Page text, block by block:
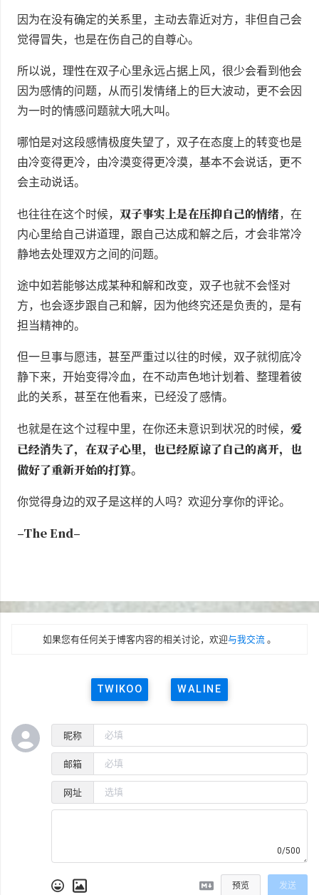
因为在没有确定的关系里，主动去靠近对方，非但自己会
觉得冒失，也是在伤自己的自尊心。
所以说，理性在双子心里永远占据上风，很少会看到他会
因为感情的问题，从而引发情绪上的巨大波动，更不会因
为一时的情感问题就大吼大叫。
哪怕是对这段感情极度失望了，双子在态度上的转变也是
由冷变得更冷，由冷漠变得更冷漠，基本不会说话，更不
会主动说话。
也往往在这个时候， 双子事实上是在压抑自己的情绪，在
内心里给自己讲道理，跟自己达成和解之后，才会非常冷
静地去处理双方之间的问题。
途中如若能够达成某种和解和改变，双子也就不会怪对
方，也会逐步跟自己和解，因为他终究还是负责的，是有
担当精神的。
但一旦事与愿违，甚至严重过以往的时候，双子就彻底冷
静下来，开始变得冷血，在不动声色地计划着、整理着彼
此的关系，甚至在他看来，已经没了感情。
也就是在这个过程中里，在你还未意识到状况的时候， 爱
已经消失了，在双子心里，也已经原谅了自己的离开，也
做好了重新开始的打算。
你觉得身边的双子是这样的人吗？欢迎分享你的评论。
–The End–
如果您有任何关于博客内容的相关讨论，欢迎与我交流 。
TWIKOO WALINE
昵称
邮箱
网址
0/500
预览 发送